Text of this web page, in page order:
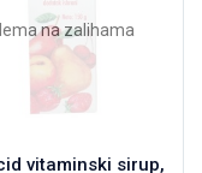
na zalihama
vitaminski sirup,